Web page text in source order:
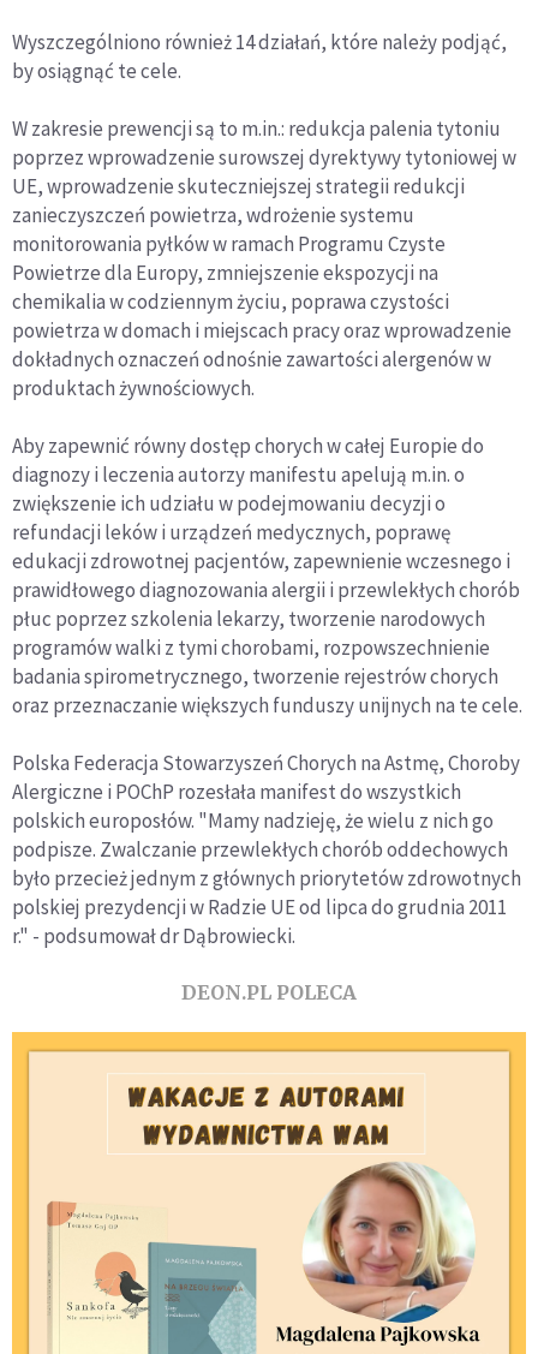
Wyszczególniono również 14 działań, które należy podjąć,
by osiągnąć te cele.
W zakresie prewencji są to m.in.: redukcja palenia tytoniu
poprzez wprowadzenie surowszej dyrektywy tytoniowej w
UE, wprowadzenie skuteczniejszej strategii redukcji
zanieczyszczeń powietrza, wdrożenie systemu
monitorowania pyłków w ramach Programu Czyste
Powietrze dla Europy, zmniejszenie ekspozycji na
chemikalia w codziennym życiu, poprawa czystości
powietrza w domach i miejscach pracy oraz wprowadzenie
dokładnych oznaczeń odnośnie zawartości alergenów w
produktach żywnościowych.
Aby zapewnić równy dostęp chorych w całej Europie do
diagnozy i leczenia autorzy manifestu apelują m.in. o
zwiększenie ich udziału w podejmowaniu decyzji o
refundacji leków i urządzeń medycznych, poprawę
edukacji zdrowotnej pacjentów, zapewnienie wczesnego i
prawidłowego diagnozowania alergii i przewlekłych chorób
płuc poprzez szkolenia lekarzy, tworzenie narodowych
programów walki z tymi chorobami, rozpowszechnienie
badania spirometrycznego, tworzenie rejestrów chorych
oraz przeznaczanie większych funduszy unijnych na te cele.
Polska Federacja Stowarzyszeń Chorych na Astmę, Choroby
Alergiczne i POChP rozesłała manifest do wszystkich
polskich europosłów. "Mamy nadzieję, że wielu z nich go
podpisze. Zwalczanie przewlekłych chorób oddechowych
było przecież jednym z głównych priorytetów zdrowotnych
polskiej prezydencji w Radzie UE od lipca do grudnia 2011
r." - podsumował dr Dąbrowiecki.
DEON.PL POLECA